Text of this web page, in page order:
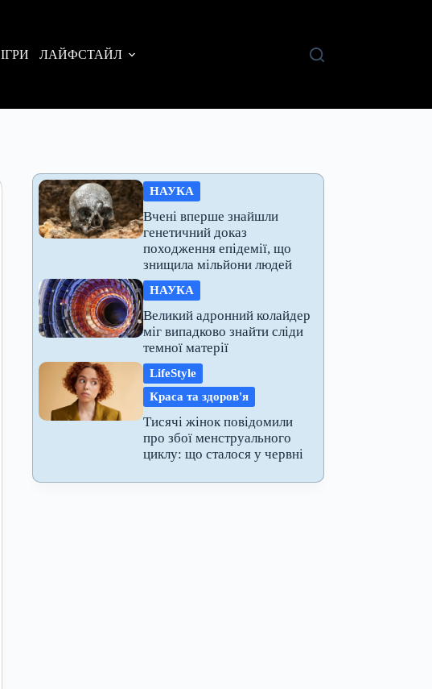
ІГРИ ЛАЙФСТАЙЛ
НАУКА
Вчені вперше знайшли
генетичний доказ
походження епідемії, що
знищила мільйони людей
НАУКА
Великий адронний колайдер
міг випадково знайти сліди
темної матерії
LifeStyle
Краса та здоров'я
Тисячі жінок повідомили
про збої менструального
циклу: що сталося у червні